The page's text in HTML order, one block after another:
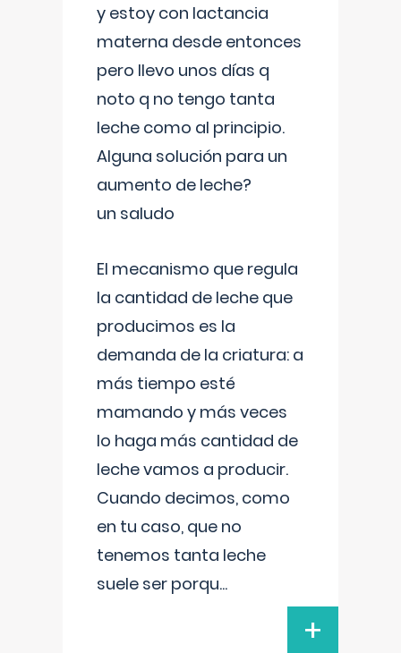
y estoy con lactancia
materna desde entonces
pero llevo unos días q
noto q no tengo tanta
leche como al principio.
Alguna solución para un
aumento de leche?
un saludo
El mecanismo que regula
la cantidad de leche que
producimos es la
demanda de la criatura: a
más tiempo esté
mamando y más veces
lo haga más cantidad de
leche vamos a producir.
Cuando decimos, como
en tu caso, que no
tenemos tanta leche
suele ser porqu...
+